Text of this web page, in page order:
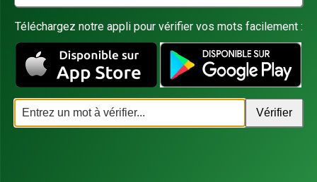
Téléchargez notre appli pour vérifier vos mots facilement :